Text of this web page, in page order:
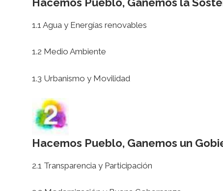
1.1 Agua y Energías renovables
1.2 Medio Ambiente
1.3 Urbanismo y Movilidad
Hacemos Pueblo, Ganemos un
2.1 Transparencia y Participación